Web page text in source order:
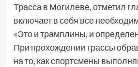
Трасса в Могилеве, отметил
включает в себя все
«Это и трамплины, и
При прохождении трассы
на то, как спортсмены